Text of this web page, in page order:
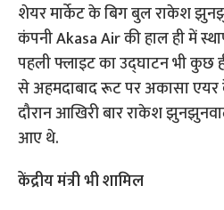
शेयर मार्केट के बिग बुल राकेश
कंपनी Akasa Air की हाल ही में
पहली फ्लाइट का उद्घाटन भी कुछ
से अहमदाबाद रूट पर अकासा
दौरान आखिरी बार राकेश
आए थे.
केंद्रीय मंत्री भी शामिल